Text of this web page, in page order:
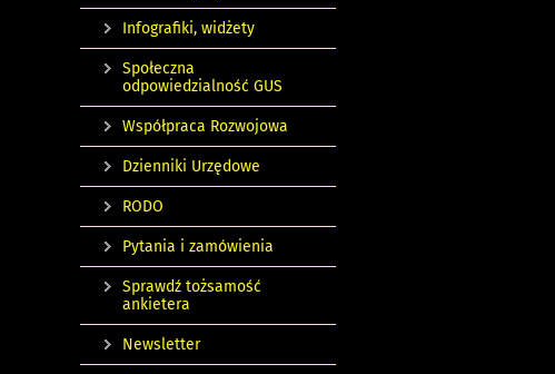
Infografiki, widżety
Społeczna
odpowiedzialność GUS
Współpraca Rozwojowa
Dzienniki Urzędowe
RODO
Pytania i zamówienia
Sprawdź tożsamość
ankietera
Newsletter